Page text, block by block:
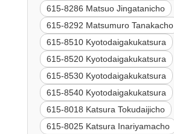
615-8286 Matsuo Jingatanicho
615-8292 Matsumuro Tanakacho
615-8510 Kyotodaigakukatsura
615-8520 Kyotodaigakukatsura
615-8530 Kyotodaigakukatsura
615-8540 Kyotodaigakukatsura
615-8018 Katsura Tokudaijicho
615-8025 Katsura Inariyamacho